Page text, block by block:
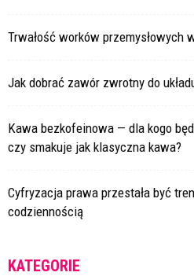
Trwałość worków przemysłowych
Jak dobrać zawór zwrotny do
Kawa bezkofeinowa — dla kogo
czy smakuje jak klasyczna kawa?
Cyfryzacja prawa przestała być
codziennością
KATEGORIE